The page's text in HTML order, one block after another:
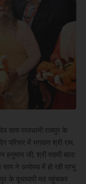
साय राजधानी रायपुर के
परिसर में भगवान श्री राम,
जी, श्री स्वामी बाला
ने अयोध्या में हो रही प्रभु
के दूधाधारी मठ पहुंचकर